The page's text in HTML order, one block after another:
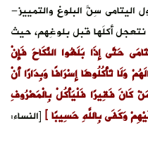
اليتامى سِنَّ البلوغ والتمييز-
نتعجل أكلَها قبل بلوغِهم، حيث
حَتَّى إِذَا بَلَغُوا النِّكَاحَ فَإِنْ
وَلَا تَأْكُلُوهَا إِسْرَافًا وَبِدَارًا أَنْ
كَانَ فَقِيرًا فَلْيَأْكُلْ بِالْمَعْرُوفِ
وَكَفَى بِاللَّهِ حَسِيبًا ﴾ [النساء: